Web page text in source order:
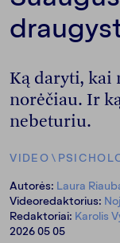
VIDEO \
Autorės: Laura
Videoredaktorius:
Redaktoriai: Karolis
2026 05 05
Ką daryti, kai
norėčiau. Ir
nebeturiu.